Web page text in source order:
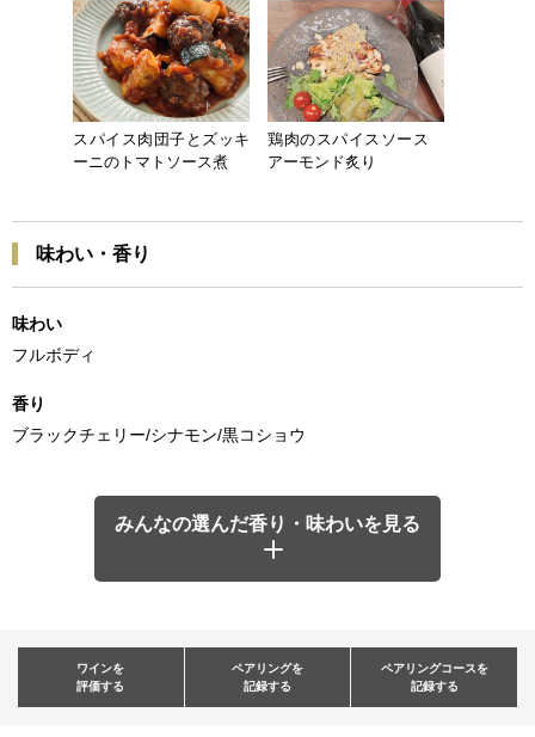
スパイス肉団子とズッキ
ーニのトマトソース煮
鶏肉のスパイスソース
アーモンド炙り
味わい・香り
味わい
フルボディ
香り
ブラックチェリー/シナモン/黒コショウ
みんなの選んだ香り・味わいを見る
ワインを
評価する
ペアリングを
記録する
ペアリングコースを
記録する